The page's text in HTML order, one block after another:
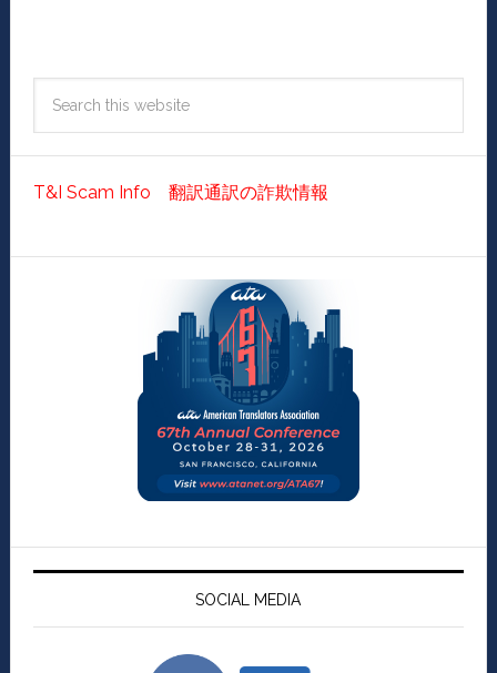
T&I Scam Info 翻訳通訳の詐欺情報
SOCIAL MEDIA